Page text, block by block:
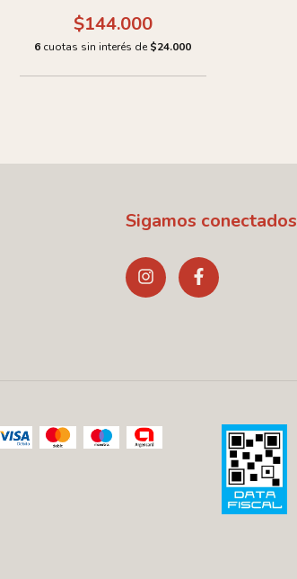
$144.000
6 cuotas sin interés de $24.000
Sigamos conectados